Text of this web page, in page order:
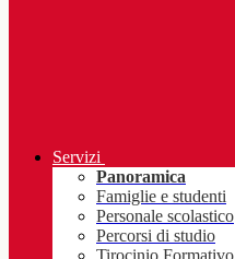
Servizi
Panoramica
Famiglie e studenti
Personale scolastico
Percorsi di studio